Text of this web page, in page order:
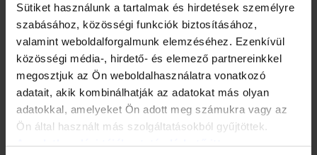
Sütiket használunk a tartalmak és hirdetések személyre
szabásához, közösségi funkciók biztosításához,
valamint weboldalforgalmunk elemzéséhez. Ezenkívül
közösségi média-, hirdető- és elemező partnereinkkel
megosztjuk az Ön weboldalhasználatra vonatkozó
adatait, akik kombinálhatják az adatokat más olyan
adatokkal, amelyeket Ön adott meg számukra vagy az
Ön által használt más szolgáltatásokból gyűjtöttek.
Az adatkezelési tájékoztató elérhető itt.
csak miután a nemi kromoszómákat genetikai vizsgálatnak
vetették alá. Fontos tudni, hogy a nemi kromoszómákat –
lány esetében XX, fiú esetében XY- nem lehet módosítani
vagy „kicserélni", csak ellenőrizni. Ha a genetikai állomány
megfelel a kívánalmaknak, a petesejtet már
megtermékenyítve visszaültetik az anyaméhbe.
A másik lehetőség az úgynevezett „spermiumszortírozás".
Ebben az esetben a hímivarsejtek genetikai állományát
vizsgálják, majd a kiválogatott spermiumokkal